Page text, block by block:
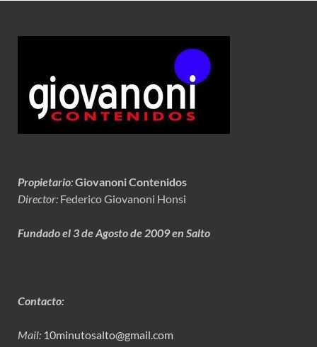
Propietario:Giovanoni Contenidos
Director: Federico Giovanoni Honsi
Fundado el 3 de Agosto de 2009 en Salto
Contacto:
Mail: 10minutosalto@gmail.com